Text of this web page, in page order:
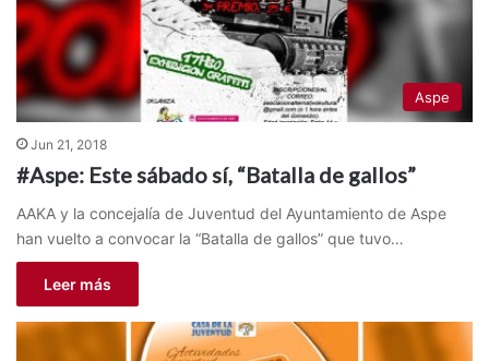
Aspe
Jun 21, 2018
#Aspe: Este sábado sí, “Batalla de gallos”
AAKA y la concejalía de Juventud del Ayuntamiento de Aspe
han vuelto a convocar la “Batalla de gallos” que tuvo…
Leer más